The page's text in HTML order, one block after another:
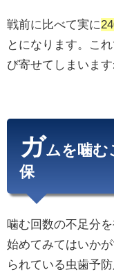
戦前に比べて実に
とになります。こ
び寄せてしまいます
ガムを噛む
保
噛む回数の不足分
始めてみてはいか
られている虫歯予